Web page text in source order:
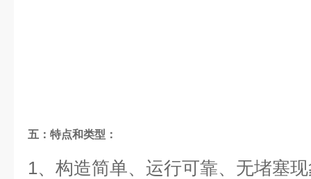
五： 特点和类型：
1、 构造简单、运行可靠、无堵塞